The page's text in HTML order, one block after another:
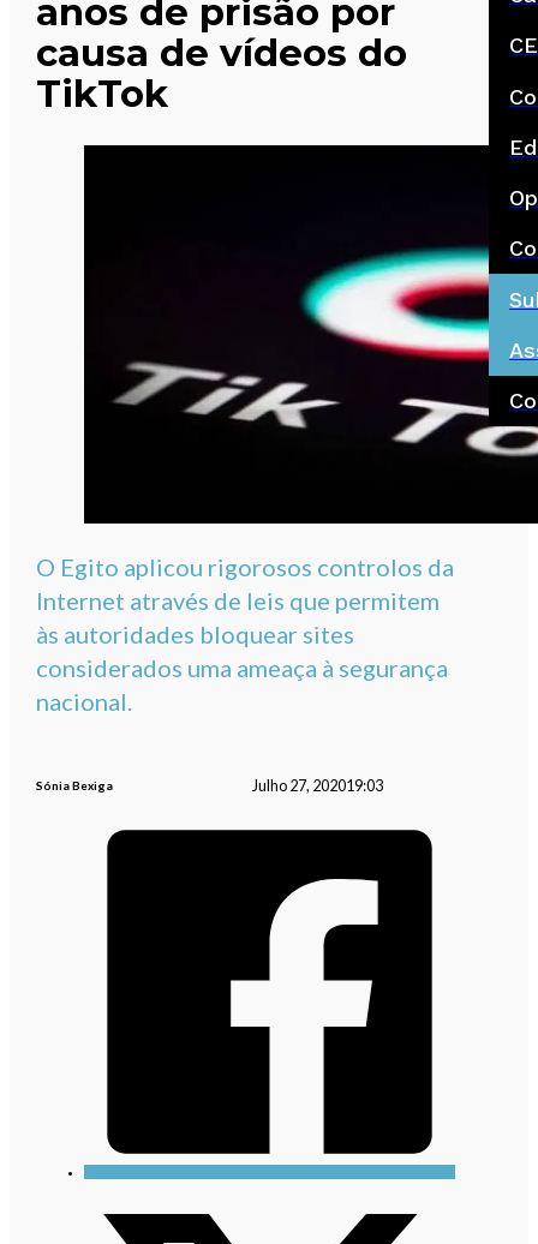
anos de prisão por
causa de vídeos do
TikTok
O Egito aplicou rigorosos controlos da
Internet através de leis que permitem
às autoridades bloquear sites
considerados uma ameaça à segurança
nacional.
Sónia Bexiga Julho 27, 202019:03